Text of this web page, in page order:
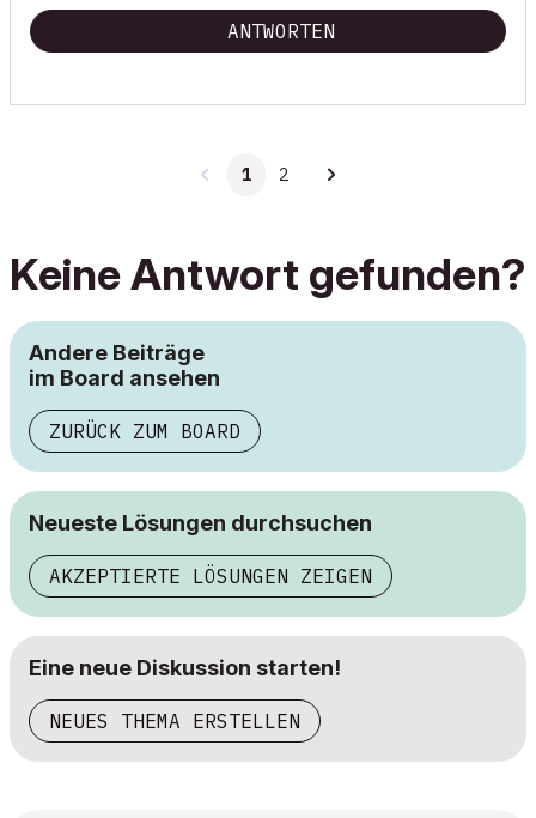
ANTWORTEN
1 2
Keine Antwort gefunden?
Andere Beiträge
im Board ansehen
ZURÜCK ZUM BOARD
Neueste Lösungen durchsuchen
AKZEPTIERTE LÖSUNGEN ZEIGEN
Eine neue Diskussion starten!
NEUES THEMA ERSTELLEN